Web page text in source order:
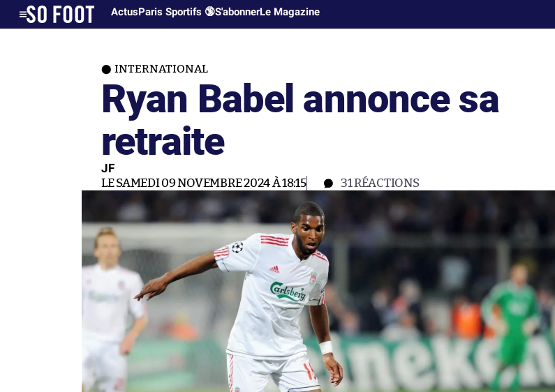
ActusParis Sportifs 🔞S'abonnerLe Magazine
INTERNATIONAL
Ryan Babel annonce sa
retraite
JF
LE SAMEDI 09 NOVEMBRE 2024 À 18:15 31RÉACTIONS